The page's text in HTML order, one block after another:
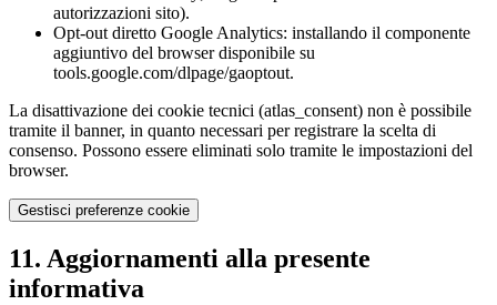
autorizzazioni sito).
Opt-out diretto Google Analytics: installando il componente
aggiuntivo del browser disponibile su
tools.google.com/dlpage/gaoptout.
La disattivazione dei cookie tecnici (atlas_consent) non è possibile
tramite il banner, in quanto necessari per registrare la scelta di
consenso. Possono essere eliminati solo tramite le impostazioni del
browser.
Gestisci preferenze cookie
11. Aggiornamenti alla presente
informativa